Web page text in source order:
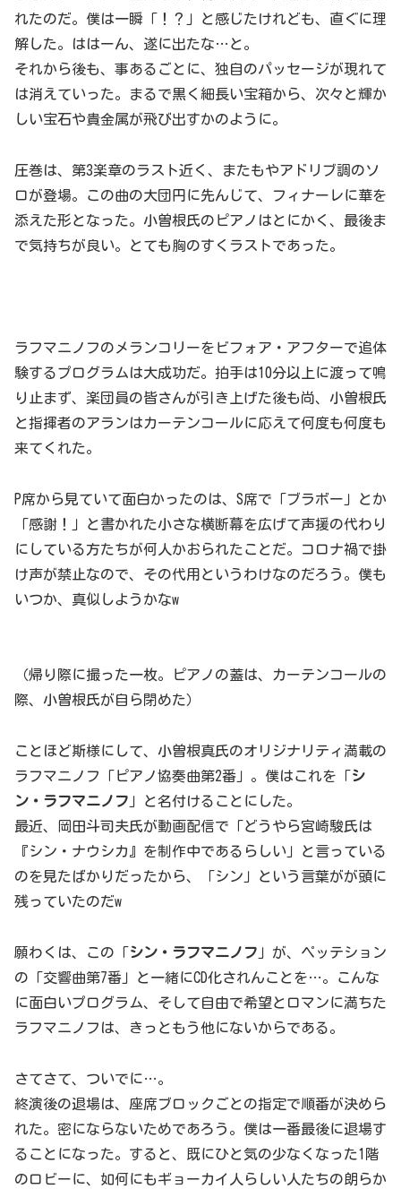
れたのだ。僕は一瞬「！？」と感じたけれども、直ぐに理
解した。ははーん、遂に出たな…と。
それから後も、事あるごとに、独自のパッセージが現れて
は消えていった。まるで黒く細長い宝箱から、次々と輝か
しい宝石や貴金属が飛び出すかのように。
圧巻は、第3楽章のラスト近く、またもやアドリブ調のソ
ロが登場。この曲の大団円に先んじて、フィナーレに華を
添えた形となった。小曽根氏のピアノはとにかく、最後ま
で気持ちが良い。とても胸のすくラストであった。
ラフマニノフのメランコリーをビフォア・アフターで追体
験するプログラムは大成功だ。拍手は10分以上に渡って鳴
り止まず、楽団員の皆さんが引き上げた後も尚、小曽根氏
と指揮者のアランはカーテンコールに応えて何度も何度も
来てくれた。
P席から見ていて面白かったのは、S席で「ブラボー」とか
「感謝！」と書かれた小さな横断幕を広げて声援の代わり
にしている方たちが何人かおられたことだ。コロナ禍で掛
け声が禁止なので、その代用というわけなのだろう。僕も
いつか、真似しようかなw
（帰り際に撮った一枚。ピアノの蓋は、カーテンコールの
際、小曽根氏が自ら閉めた）
ことほど斯様にして、小曽根真氏のオリジナリティ満載の
ラフマニノフ「ピアノ協奏曲第2番」。僕はこれを「シ
ン・ラフマニノフ 」と名付けることにした。
最近、岡田斗司夫氏が動画配信で「どうやら宮崎駿氏は
『シン・ナウシカ』を制作中であるらしい」と言っている
のを見たばかりだったから、「シン」という言葉がが頭に
残っていたのだw
願わくは、この「シン・ラフマニノフ 」が、ペッテション
の「交響曲第7番」と一緒にCD化されんことを…。こんな
に面白いプログラム、そして自由で希望とロマンに満ちた
ラフマニノフは、きっともう他にないからである。
さてさて、ついでに…。
終演後の退場は、座席ブロックごとの指定で順番が決めら
れた。密にならないためであろう。僕は一番最後に退場す
ることになった。すると、既にひと気の少なくなった1階
のロビーに、如何にもギョーカイ人らしい人たちの朗らか